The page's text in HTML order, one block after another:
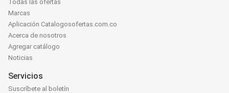
Todas las ofertas
Marcas
Aplicación Catalogosofertas.com.co
Acerca de nosotros
Agregar catálogo
Noticias
Servicios
Suscríbete al boletín